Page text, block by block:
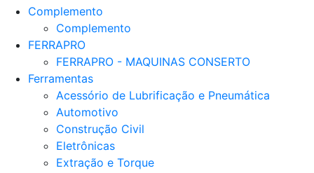
Complemento
Complemento
FERRAPRO
FERRAPRO - MAQUINAS CONSERTO
Ferramentas
Acessório de Lubrificação e Pneumática
Automotivo
Construção Civil
Eletrônicas
Extração e Torque